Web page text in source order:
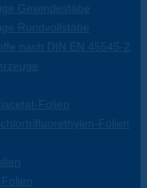
Gewindestäbe
Rundvollstäbe
nach DIN EN 45545-2
Folien
Folien